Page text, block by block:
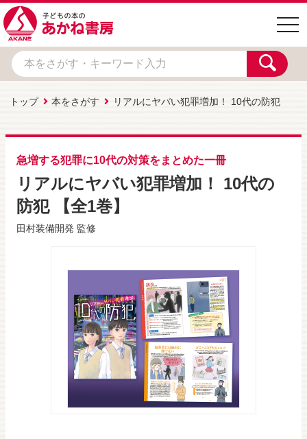
トップ 本をさがす リアルにヤバい犯罪増加！ 10代の防犯
急増する犯罪に10代の対策をまとめた一冊
リアルにヤバい犯罪増加！ 10代の
防犯 【全1巻】
田村装備開発 監修